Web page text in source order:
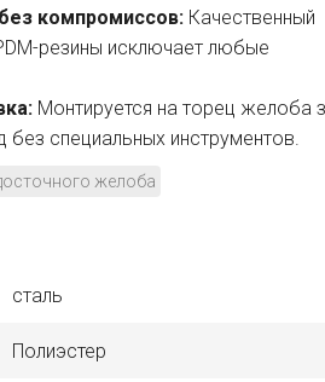
компромиссов: Качественный
резины исключает любые
Монтируется на торец желоба
без специальных инструментов.
желоба
сталь
Полиэстер